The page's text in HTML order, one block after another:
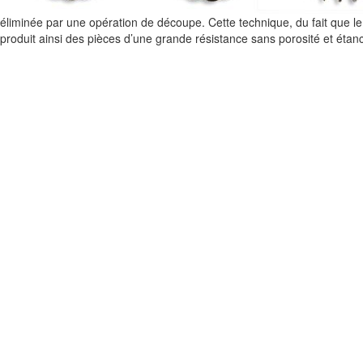
éliminée par une opération de découpe. Cette technique, du fait que
produit ainsi des pièces d’une grande résistance sans porosité et